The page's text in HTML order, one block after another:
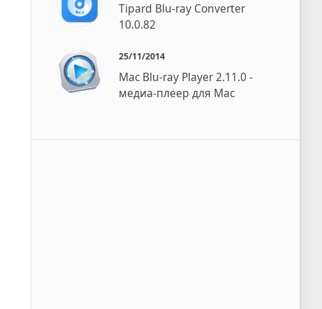
Tipard Blu-ray Converter
10.0.82
25/11/2014
Mac Blu-ray Player 2.11.0 -
медиа-плеер для Mac